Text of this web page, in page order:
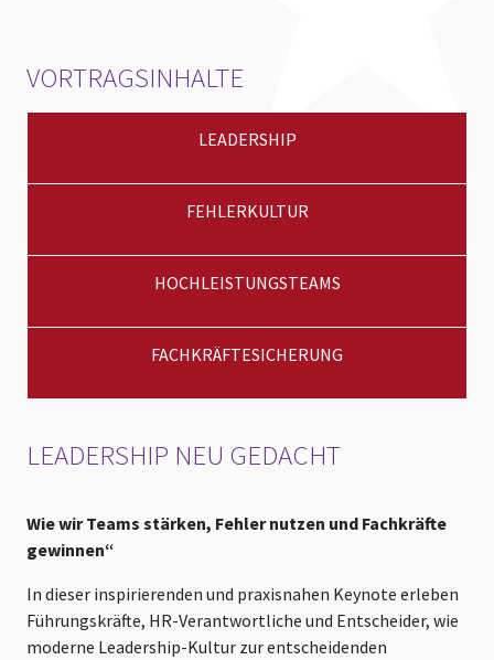
VORTRAGSINHALTE
LEADERSHIP
FEHLERKULTUR
HOCHLEISTUNGSTEAMS
FACHKRÄFTESICHERUNG
LEADERSHIP NEU GEDACHT
Wie wir Teams stärken, Fehler nutzen und Fachkräfte
gewinnen“
In dieser inspirierenden und praxisnahen Keynote erleben
Führungskräfte, HR-Verantwortliche und Entscheider, wie
moderne Leadership-Kultur zur entscheidenden